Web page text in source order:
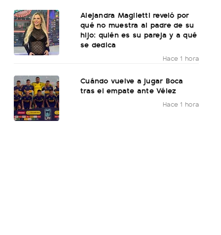
Alejandra Maglietti reveló por
qué no muestra al padre de su
hijo: quién es su pareja y a qué
se dedica
Hace 1 hora
Cuándo vuelve a jugar Boca
tras el empate ante Vélez
Hace 1 hora